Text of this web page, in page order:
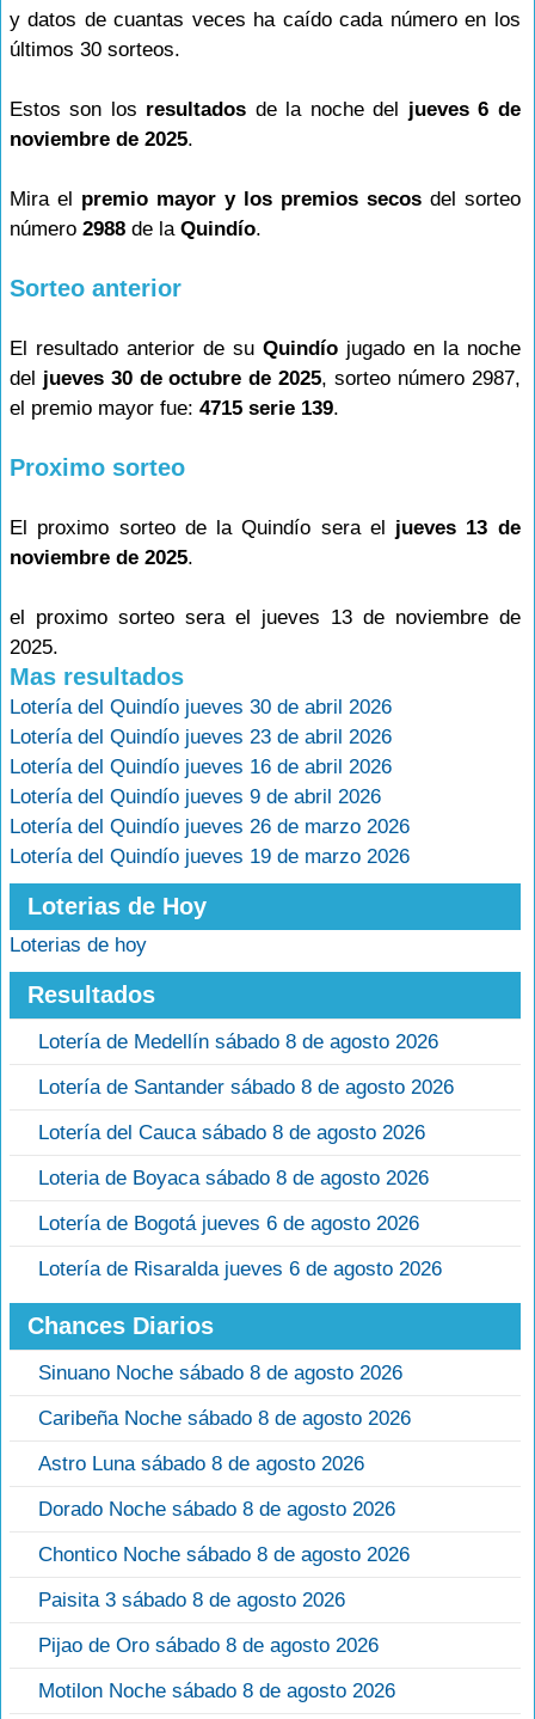
y datos de cuantas veces ha caído cada número en los
últimos 30 sorteos.
Estos son los resultados de la noche del jueves 6 de
noviembre de 2025.
Mira el premio mayor y los premios secosdel sorteo
número 2988 de la Quindío.
Sorteo anterior
El resultado anterior de su Quindíojugado en la noche
del jueves 30 de octubre de 2025, sorteo número 2987,
el premio mayor fue: 4715 serie 139.
Proximo sorteo
El proximo sorteo de la Quindío sera el jueves 13 de
noviembre de 2025.
el proximo sorteo sera el jueves 13 de noviembre de
2025.
Mas resultados
Lotería del Quindío jueves 30 de abril 2026
Lotería del Quindío jueves 23 de abril 2026
Lotería del Quindío jueves 16 de abril 2026
Lotería del Quindío jueves 9 de abril 2026
Lotería del Quindío jueves 26 de marzo 2026
Lotería del Quindío jueves 19 de marzo 2026
Loterias de Hoy
Loterias de hoy
Resultados
Lotería de Medellín sábado 8 de agosto 2026
Lotería de Santander sábado 8 de agosto 2026
Lotería del Cauca sábado 8 de agosto 2026
Loteria de Boyaca sábado 8 de agosto 2026
Lotería de Bogotá jueves 6 de agosto 2026
Lotería de Risaralda jueves 6 de agosto 2026
Chances Diarios
Sinuano Noche sábado 8 de agosto 2026
Caribeña Noche sábado 8 de agosto 2026
Astro Luna sábado 8 de agosto 2026
Dorado Noche sábado 8 de agosto 2026
Chontico Noche sábado 8 de agosto 2026
Paisita 3 sábado 8 de agosto 2026
Pijao de Oro sábado 8 de agosto 2026
Motilon Noche sábado 8 de agosto 2026